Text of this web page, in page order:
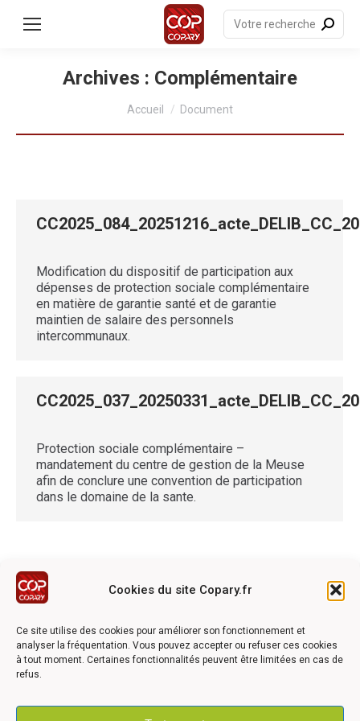
Cookies du site Copary.fr
Ce site utilise des cookies pour améliorer son fonctionnement et
analyser la fréquentation. Vous pouvez accepter ou refuser ces cookies
à tout moment. Certaines fonctionnalités peuvent être limitées en cas de
refus.
principal
Recherche
:
Archives : Complémentaire
Accueil Document
Modification du dispositif de participation aux
dépenses de protection sociale complémentaire
en matière de garantie santé et de garantie
maintien de salaire des personnels
intercommunaux.
Protection sociale complémentaire –
mandatement du centre de gestion de la Meuse
afin de conclure une convention de participation
dans le domaine de la sante.
Ce site a été réalisé avec le soutien financier de l'Union
Pays Barrois